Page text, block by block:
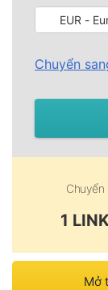
EUR -
Chuyển
Chuyển
1
Mở